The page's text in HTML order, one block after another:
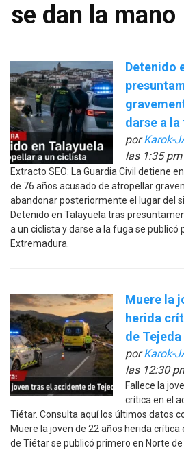
se dan la mano
Detenido
darse a la
porKarok-
las 1:35 pm
Extracto SEO: La Guardia Civil detiene
de 76 años acusado de atropellar
abandonar posteriormente el lugar del
Detenido en Talayuela tras
a un ciclista y darse a la fuga se publicó
Extremadura.
Muere la
herida
de
porKarok-
las 12:30
Fallece la
crítica en el
Tiétar. Consulta aquí los últimos datos
Muere la joven de 22 años herida crítica
de Tiétar se publicó primero en Norte de